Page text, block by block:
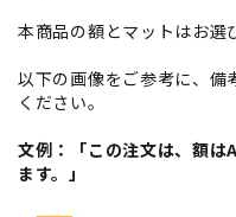
本商品の額とマットはお選
以下の画像をご参考に、備
ください。
文例：「この注文は、額は
ます。」